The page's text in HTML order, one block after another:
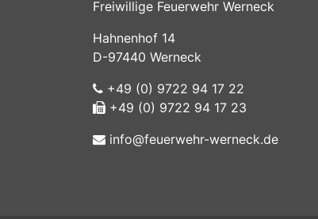
Freiwillige Feuerwehr Werneck
Hahnenhof 14
D-97440 Werneck
+49 (0) 9722 94 17 22
+49 (0) 9722 94 17 23
info@feuerwehr-werneck.de